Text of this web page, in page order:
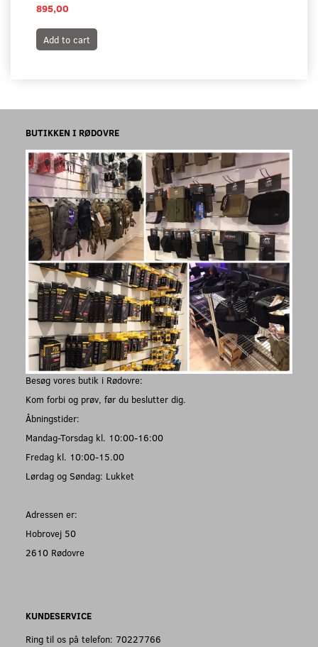
895,00
Add to cart
BUTIKKEN I RØDOVRE
Besøg vores butik i Rødovre:
Kom forbi og prøv, før du beslutter dig.
Åbningstider:
Mandag-Torsdag kl. 10:00-16:00
Fredag kl. 10:00-15.00
Lørdag og Søndag: Lukket
Adressen er:
Hobrovej 50
2610 Rødovre
KUNDESERVICE
Ring til os på telefon: 70227766